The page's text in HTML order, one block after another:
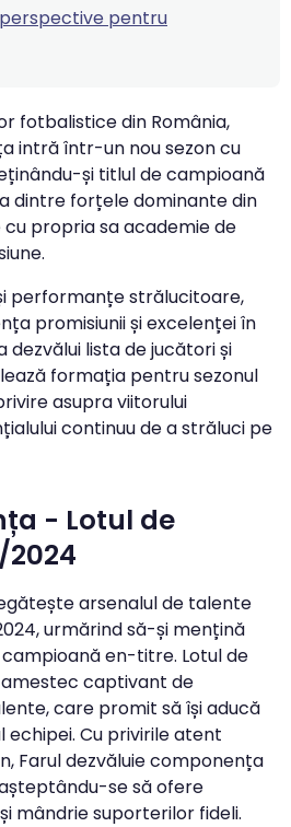
pentru
fotbalistice din România,
intră într-un nou sezon cu
și titlul de campioană
dintre forțele dominante din
cu propria sa academie de
performanțe strălucitoare,
promisiunii și excelenței în
lista de jucători și
formația pentru sezonul
asupra viitorului
continuu de a străluci pe
- Lotul de
arsenalul de talente
urmărind să-și mențină
en-titre. Lotul de
captivant de
care promit să își aducă
Cu privirile atent
Farul dezvăluie componența
se să ofere
mândrie suporterilor fideli.